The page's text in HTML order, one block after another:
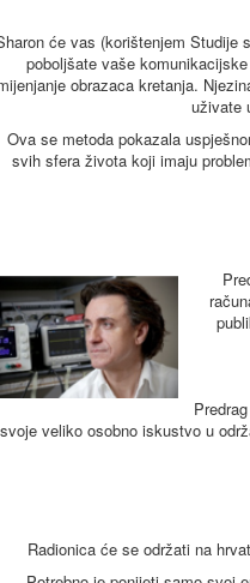
će vas (korištenjem Studije
poboljšate vaše
obrazaca kretanja.
uživate
Ova se metoda pokazala
svih sfera života koji imaju
svoje veliko osobno iskustvo u
Radionica će se održati na